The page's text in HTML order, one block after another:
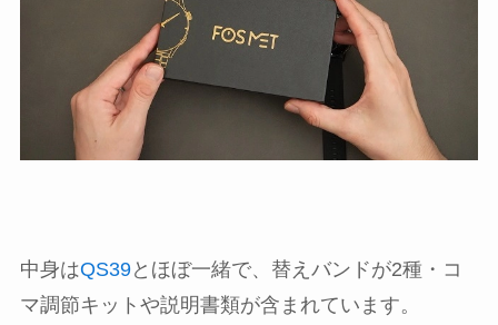
中身はQS39とほぼ一緒で、替えバンドが2種・コ
マ調節キットや説明書類が含まれています。